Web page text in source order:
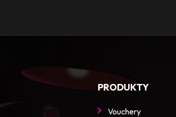
PRODUKTY
Vouchery